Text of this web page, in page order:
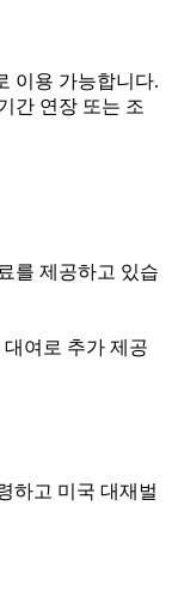
이용 가능합니다.
간 연장 또는 조
를 제공하고 있습
여로 추가 제공
하고 미국 대재벌